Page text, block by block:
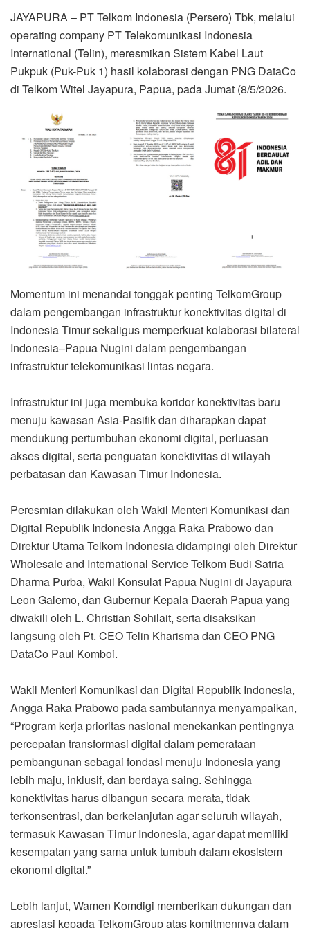
JAYAPURA – PT Telkom Indonesia (Persero) Tbk, melalui
operating company PT Telekomunikasi Indonesia
International (Telin), meresmikan Sistem Kabel Laut
Pukpuk (Puk-Puk 1) hasil kolaborasi dengan PNG DataCo
di Telkom Witel Jayapura, Papua, pada Jumat (8/5/2026.
Momentum ini menandai tonggak penting TelkomGroup
dalam pengembangan infrastruktur konektivitas digital di
Indonesia Timur sekaligus memperkuat kolaborasi bilateral
Indonesia–Papua Nugini dalam pengembangan
infrastruktur telekomunikasi lintas negara.
Infrastruktur ini juga membuka koridor konektivitas baru
menuju kawasan Asia-Pasifik dan diharapkan dapat
mendukung pertumbuhan ekonomi digital, perluasan
akses digital, serta penguatan konektivitas di wilayah
perbatasan dan Kawasan Timur Indonesia.
Peresmian dilakukan oleh Wakil Menteri Komunikasi dan
Digital Republik Indonesia Angga Raka Prabowo dan
Direktur Utama Telkom Indonesia didampingi oleh Direktur
Wholesale and International Service Telkom Budi Satria
Dharma Purba, Wakil Konsulat Papua Nugini di Jayapura
Leon Galemo, dan Gubernur Kepala Daerah Papua yang
diwakili oleh L. Christian Sohilait, serta disaksikan
langsung oleh Pt. CEO Telin Kharisma dan CEO PNG
DataCo Paul Komboi.
Wakil Menteri Komunikasi dan Digital Republik Indonesia,
Angga Raka Prabowo pada sambutannya menyampaikan,
“Program kerja prioritas nasional menekankan pentingnya
percepatan transformasi digital dalam pemerataan
pembangunan sebagai fondasi menuju Indonesia yang
lebih maju, inklusif, dan berdaya saing. Sehingga
konektivitas harus dibangun secara merata, tidak
terkonsentrasi, dan berkelanjutan agar seluruh wilayah,
termasuk Kawasan Timur Indonesia, agar dapat memiliki
kesempatan yang sama untuk tumbuh dalam ekosistem
ekonomi digital.”
Lebih lanjut, Wamen Komdigi memberikan dukungan dan
apresiasi kepada TelkomGroup atas komitmennya dalam